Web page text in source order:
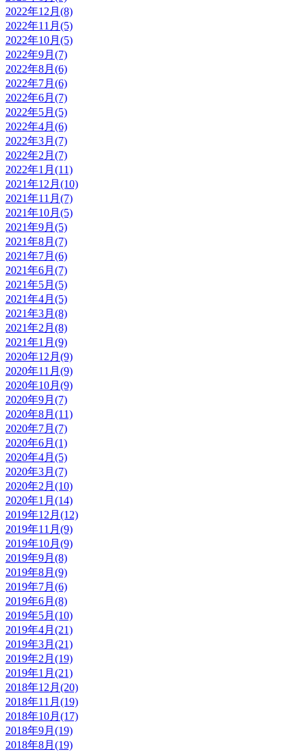
2022年12月(8)
2022年11月(5)
2022年10月(5)
2022年9月(7)
2022年8月(6)
2022年7月(6)
2022年6月(7)
2022年5月(5)
2022年4月(6)
2022年3月(7)
2022年2月(7)
2022年1月(11)
2021年12月(10)
2021年11月(7)
2021年10月(5)
2021年9月(5)
2021年8月(7)
2021年7月(6)
2021年6月(7)
2021年5月(5)
2021年4月(5)
2021年3月(8)
2021年2月(8)
2021年1月(9)
2020年12月(9)
2020年11月(9)
2020年10月(9)
2020年9月(7)
2020年8月(11)
2020年7月(7)
2020年6月(1)
2020年4月(5)
2020年3月(7)
2020年2月(10)
2020年1月(14)
2019年12月(12)
2019年11月(9)
2019年10月(9)
2019年9月(8)
2019年8月(9)
2019年7月(6)
2019年6月(8)
2019年5月(10)
2019年4月(21)
2019年3月(21)
2019年2月(19)
2019年1月(21)
2018年12月(20)
2018年11月(19)
2018年10月(17)
2018年9月(19)
2018年8月(19)